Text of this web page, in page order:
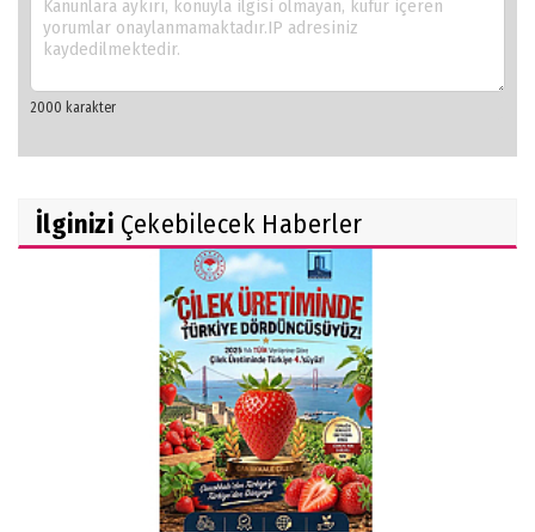
İlginizi Çekebilecek Haberler